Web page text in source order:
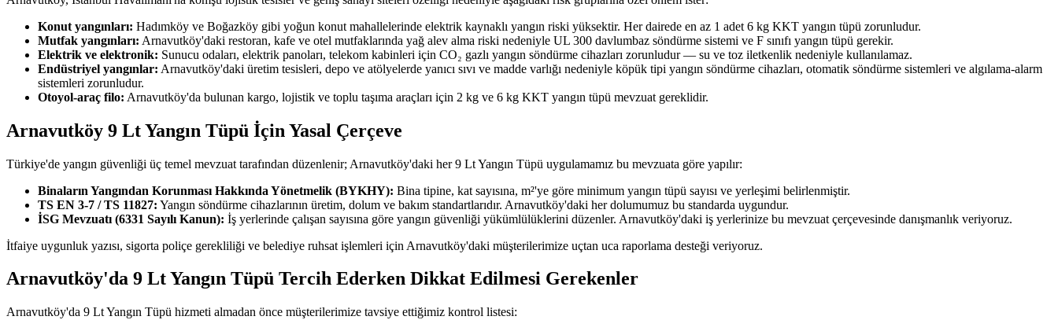
Konut yangınları: Hadımköy ve Boğazköy gibi yoğun konut mahallelerinde elektrik kaynaklı yangın riski yüksektir. Her dairede en az 1 adet 6 kg KKT yangın tüpü zorunludur.
Mutfak yangınları: Arnavutköy'daki restoran, kafe ve otel mutfaklarında yağ alev alma riski nedeniyle UL 300 davlumbaz söndürme sistemi ve F sınıfı yangın tüpü gerekir.
Elektrik ve elektronik: Sunucu odaları, elektrik panoları, telekom kabinleri için CO₂ gazlı yangın söndürme cihazları zorunludur — su ve toz iletkenlik nedeniyle kullanılamaz.
Endüstriyel yangınlar: Arnavutköy'daki üretim tesisleri, depo ve atölyelerde yanıcı sıvı ve madde varlığı nedeniyle köpük tipi yangın söndürme cihazları, otomatik söndürme sistemleri ve algılama-alarm
sistemleri zorunludur.
Otoyol-araç filo: Arnavutköy'da bulunan kargo, lojistik ve toplu taşıma araçları için 2 kg ve 6 kg KKT yangın tüpü mevzuat gereklidir.
Arnavutköy 9 Lt Yangın Tüpü İçin Yasal Çerçeve
Türkiye'de yangın güvenliği üç temel mevzuat tarafından düzenlenir; Arnavutköy'daki her 9 Lt Yangın Tüpü uygulamamız bu mevzuata göre yapılır:
Binaların Yangından Korunması Hakkında Yönetmelik (BYKHY): Bina tipine, kat sayısına, m²'ye göre minimum yangın tüpü sayısı ve yerleşimi belirlenmiştir.
TS EN 3-7 / TS 11827: Yangın söndürme cihazlarının üretim, dolum ve bakım standartlarıdır. Arnavutköy'daki her dolumumuz bu standarda uygundur.
İSG Mevzuatı (6331 Sayılı Kanun): İş yerlerinde çalışan sayısına göre yangın güvenliği yükümlülüklerini düzenler. Arnavutköy'daki iş yerlerinize bu mevzuat çerçevesinde danışmanlık veriyoruz.
İtfaiye uygunluk yazısı, sigorta poliçe gerekliliği ve belediye ruhsat işlemleri için Arnavutköy'daki müşterilerimize uçtan uca raporlama desteği veriyoruz.
Arnavutköy'da 9 Lt Yangın Tüpü Tercih Ederken Dikkat Edilmesi Gerekenler
Arnavutköy'da 9 Lt Yangın Tüpü hizmeti almadan önce müşterilerimize tavsiye ettiğimiz kontrol listesi: